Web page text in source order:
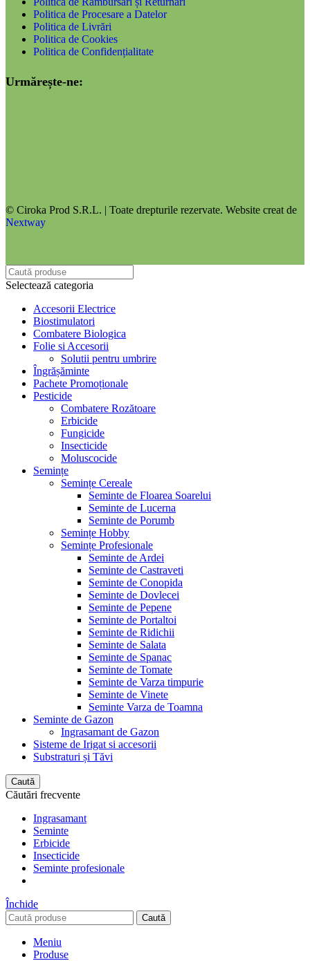
Politica de Procesare a Datelor
Politica de Livrări
Politica de Cookies
Politica de Confidențialitate
Urmărește-ne:
© Ciroka Prod S.R.L. | Toate drepturile rezervate. Website creat de
Nextway
Selectează categoria
Accesorii Electrice
Biostimulatori
Combatere Biologica
Folie si Accesorii
Solutii pentru umbrire
Îngrășăminte
Pachete Promoționale
Pesticide
Combatere Rozătoare
Erbicide
Fungicide
Insecticide
Moluscocide
Semințe
Semințe Cereale
Seminte de Floarea Soarelui
Seminte de Lucerna
Seminte de Porumb
Semințe Hobby
Semințe Profesionale
Seminte de Ardei
Seminte de Castraveti
Seminte de Conopida
Seminte de Dovlecei
Seminte de Pepene
Seminte de Portaltoi
Seminte de Ridichii
Seminte de Salata
Seminte de Spanac
Seminte de Tomate
Seminte de Varza timpurie
Seminte de Vinete
Seminte Varza de Toamna
Seminte de Gazon
Ingrasamant de Gazon
Sisteme de Irigat si accesorii
Substraturi și Tăvi
Caută
Căutări frecvente
Ingrasamant
Seminte
Erbicide
Insecticide
Seminte profesionale
Închide
Caută
Meniu
Produse